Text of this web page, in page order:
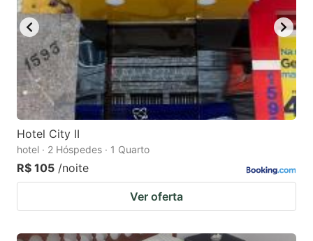
Hotel City II
hotel · 2 Hóspedes · 1 Quarto
R$ 105 /noite
Ver oferta